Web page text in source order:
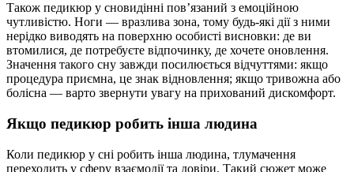
Також педикюр у сновидінні пов’язаний з емоційною
чутливістю. Ноги — вразлива зона, тому будь-які дії з ними
нерідко виводять на поверхню особисті висновки: де ви
втомилися, де потребуєте відпочинку, де хочете оновлення.
Значення такого сну завжди посилюється відчуттями: якщо
процедура приємна, це знак відновлення; якщо тривожна або
болісна — варто звернути увагу на прихований дискомфорт.
Якщо педикюр робить інша людина
Коли педикюр у сні робить інша людина, тлумачення
переходить у сферу взаємодії та довіри. Такий сюжет може